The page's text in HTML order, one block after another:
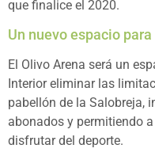
que finalice el 2020.
Un nuevo espacio
El Olivo Arena será un
Interior eliminar las
pabellón de la Salobreja,
abonados y permitiendo
disfrutar del deporte.